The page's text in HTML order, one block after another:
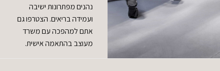
נהנים מפתרונות ישיבה
ועמידה בריאים. הצטרפו גם
אתם למהפכה עם משרד
מעוצב בהתאמה אישית.